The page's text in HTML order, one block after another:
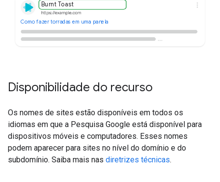
Burnt Toast
Como fazer torradas em uma panela
Disponibilidade do recurso
Os nomes de sites estão disponíveis em todos os
idiomas em que a Pesquisa Google está disponível para
dispositivos móveis e computadores. Esses nomes
podem aparecer para sites no nível do domínio e do
subdomínio. Saiba mais nas diretrizes técnicas.